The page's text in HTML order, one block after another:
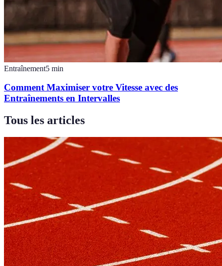
Entraînement5 min
Comment Maximiser votre Vitesse avec des
Entraînements en Intervalles
Tous les articles